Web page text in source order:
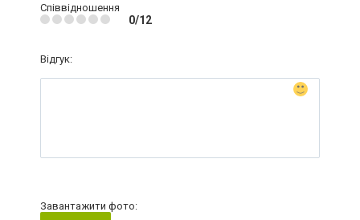
Співвідношення
0/12
Відгук:
Завантажити фото: